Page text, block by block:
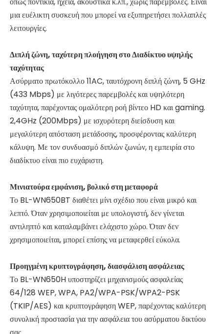
μια ευέλικτη συσκευή που μπορεί να εξυπηρετήσει πολλαπλές
λειτουργίες.
Διπλή ζώνη, ταχύτερη πλοήγηση στο Διαδίκτυο υψηλής
ταχύτητας
Ασύρματο πρωτόκολλο 11AC, ταυτόχρονη διπλή ζώνη, 5 GHz
(433 Mbps) με λιγότερες παρεμβολές και υψηλότερη
ταχύτητα, παρέχοντας ομαλότερη ροή βίντεο HD και gaming.
2,4GHz (200Mbps) με ισχυρότερη διείσδυση και
μεγαλύτερη απόσταση μετάδοσης, προσφέροντας καλύτερη
κάλυψη. Με τον συνδυασμό διπλών ζωνών, η εμπειρία στο
διαδίκτυο είναι πιο ευχάριστη.
Μινιατούρα εμφάνιση, βολικό στη μεταφορά
Το BL-WN650BT διαθέτει μίνι σχέδιο που είναι μικρό και
λεπτό. Όταν χρησιμοποιείται με υπολογιστή, δεν γίνεται
αντιληπτό και καταλαμβάνει ελάχιστο χώρο. Όταν δεν
χρησιμοποιείται, μπορεί επίσης να μεταφερθεί εύκολα.
Προηγμένη κρυπτογράφηση, διασφάλιση ασφάλειας
Το BL-WN650H υποστηρίζει μηχανισμούς ασφαλείας
64/128 WEP, WPA, PA2/WPA-PSK/WPA2-PSK
(TKIP/AES) και κρυπτογράφηση WEP, παρέχοντας καλύτερη
συνολική προστασία για την ασφάλεια του ασύρματου δικτύου